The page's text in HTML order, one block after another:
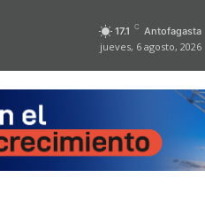
17.1 C Antofagasta
jueves, 6 agosto, 2026